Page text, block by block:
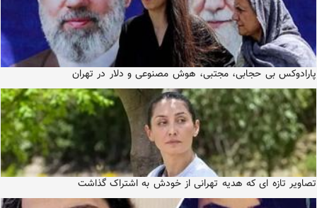
پارادوکس بی حجابی، مجتبی، هوش مصنوعی و دلار در تهران
تصاویر تازه ای که هدیه تهرانی از خودش به اشتراک گذاشت